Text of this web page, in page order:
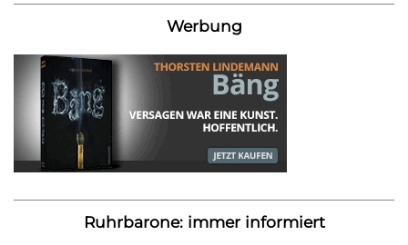
Werbung
Ruhrbarone: immer informiert